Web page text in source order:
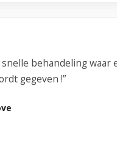
snelle behandeling waar
gegeven !”